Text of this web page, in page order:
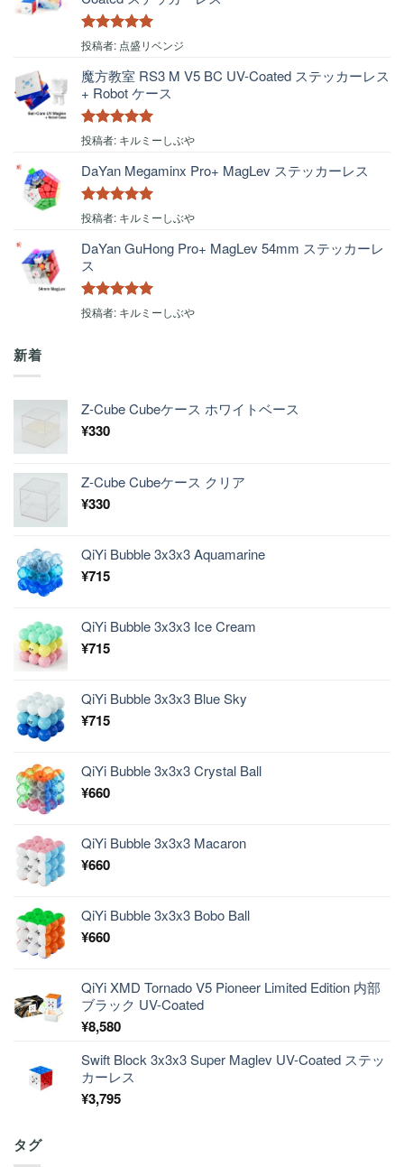
5段階中5の
投稿者: 点盛リベンジ
魔方教室 RS3 M V5 BC UV-Coated ステッカーレス
+ Robot ケース
5段階中 5 の
投稿者: キルミーしぶや
DaYan Megaminx Pro+ MagLev ステッカーレス
5段階中 5 の
投稿者: キルミーしぶや
DaYan GuHong Pro+ MagLev 54mm ステッカーレ
ス
5段階中 5 の
投稿者: キルミーしぶや
新着
Z-Cube Cubeケース ホワイトベース
¥330
Z-Cube Cubeケース クリア
¥330
QiYi Bubble 3x3x3 Aquamarine
¥715
QiYi Bubble 3x3x3 Ice Cream
¥715
QiYi Bubble 3x3x3 Blue Sky
¥715
QiYi Bubble 3x3x3 Crystal Ball
¥660
QiYi Bubble 3x3x3 Macaron
¥660
QiYi Bubble 3x3x3 Bobo Ball
¥660
QiYi XMD Tornado V5 Pioneer Limited Edition 内部
ブラック UV-Coated
¥8,580
Swift Block 3x3x3 Super Maglev UV-Coated ステッ
カーレス
¥3,795
タグ